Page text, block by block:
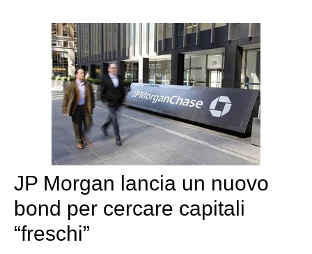
JP Morgan lancia un nuovo
bond per cercare capitali
“freschi”